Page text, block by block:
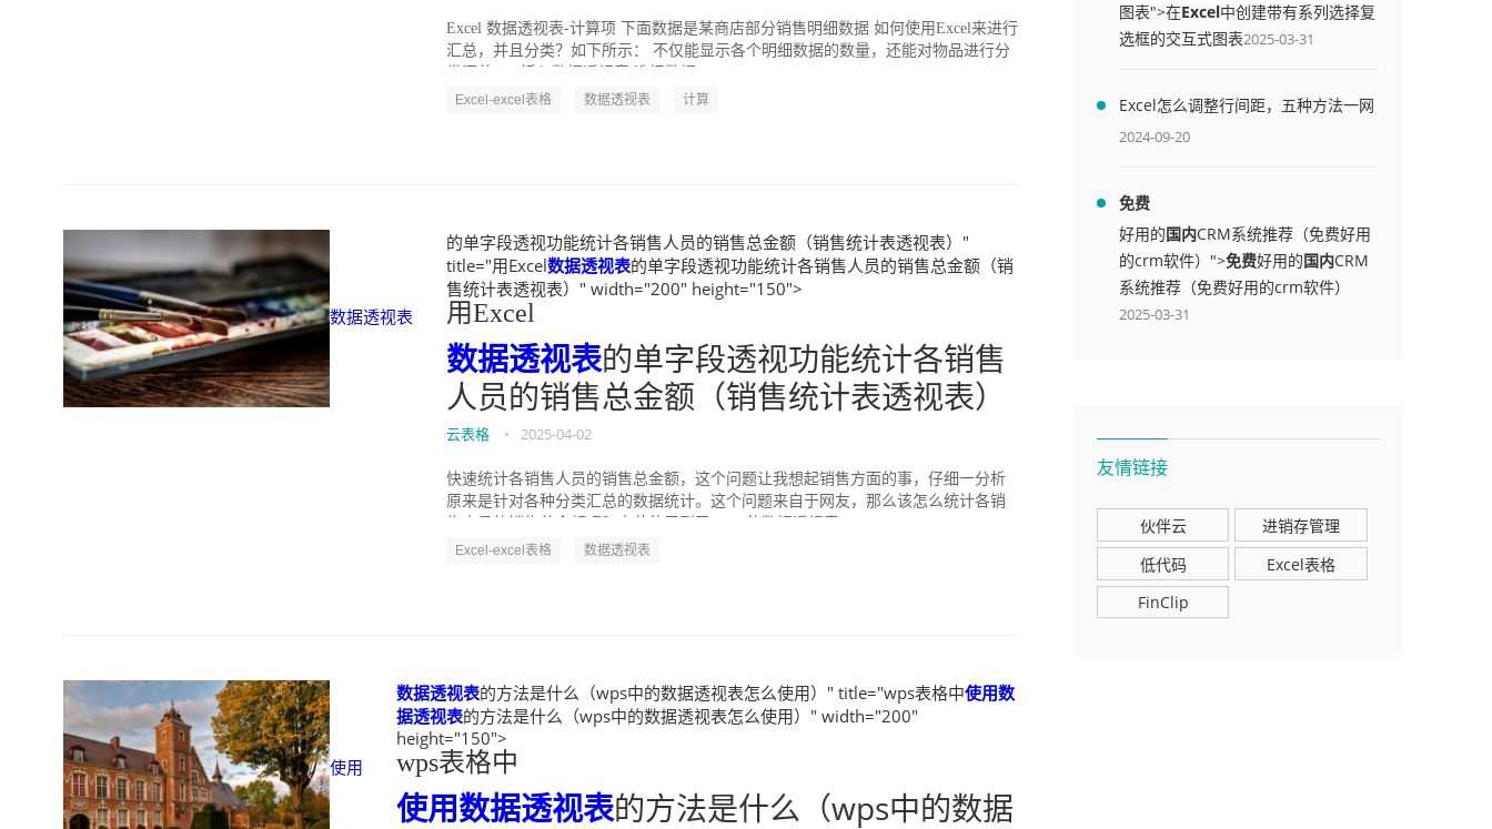
Excel 数据透视表-计算项 下面数据是某商店部分销售明细数据 如何使用Excel来进行
汇总，并且分类？如下所示： 不仅能显示各个明细数据的数量，还能对物品进行分
Excel-excel表格 数据透视表 计算
数据透视表
的单字段透视功能统计各销售人员的销售总金额（销售统计表透视表）"
title="用Excel数据透视表的单字段透视功能统计各销售人员的销售总金额（销
售统计表透视表）" width="200" height="150">
用Excel
数据透视表的单字段透视功能统计各销售
人员的销售总金额（销售统计表透视表）
云表格 • 2025-04-02
快速统计各销售人员的销售总金额，这个问题让我想起销售方面的事，仔细一分析
原来是针对各种分类汇总的数据统计。这个问题来自于网友，那么该怎么统计各销
Excel-excel表格 数据透视表
使用
数据透视表的方法是什么（wps中的数据透视表怎么使用）" title="wps表格中使用数
据透视表的方法是什么（wps中的数据透视表怎么使用）" width="200"
height="150">
wps表格中
使用数据透视表的方法是什么（wps中的数据
图表">在Excel中创建带有系列选择复
选框的交互式图表2025-03-31
Excel怎么调整行间距，五种方法一网
打尽
2024-09-20
免费
好用的国内CRM系统推荐（免费好用
的crm软件）">免费好用的国内CRM
系统推荐（免费好用的crm软件）
2025-03-31
友情链接
伙伴云
进销存管理
低代码
Excel表格
FinClip